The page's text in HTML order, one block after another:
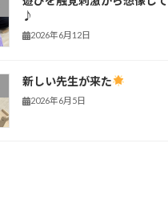
♪
2026年6月12日
新しい先生が来た
2026年6月5日